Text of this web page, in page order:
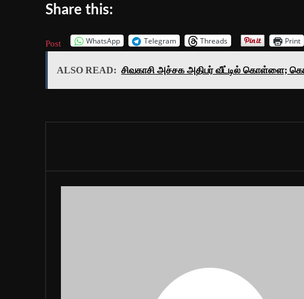
Share this:
Post WhatsApp Telegram Threads Print
ALSO READ: சிவகாசி அச்சக அதிபர் வீட்டில் கொள்ளை;